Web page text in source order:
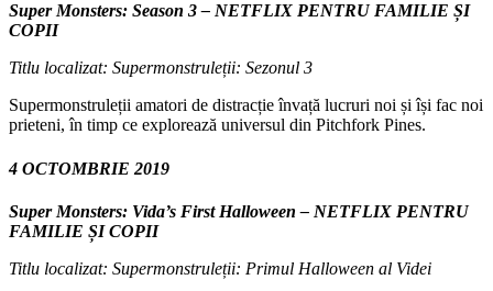
Super Monsters: Season 3 – NETFLIX PENTRU FAMILIE ȘI
COPII
Titlu localizat: Supermonstruleții: Sezonul 3
Supermonstruleții amatori de distracție învață lucruri noi și își fac noi
prieteni, în timp ce explorează universul din Pitchfork Pines.
4 OCTOMBRIE 2019
Super Monsters: Vida’s First Halloween – NETFLIX PENTRU
FAMILIE ȘI COPII
Titlu localizat: Supermonstruleții: Primul Halloween al Videi